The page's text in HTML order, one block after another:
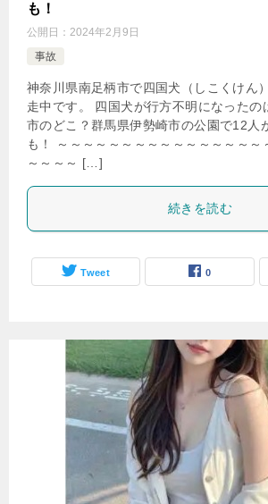
も！
公開日： 2024年2月9日
事故
神奈川県南足柄市で四国犬（しこくけん
走中です。 四国犬が行方不明になったの
市のどこ？群馬県伊勢崎市の公園で12人
も！ ～～～～～～～～～～～～～～～～
～～～～ […]
続きを読む
Tweet 0